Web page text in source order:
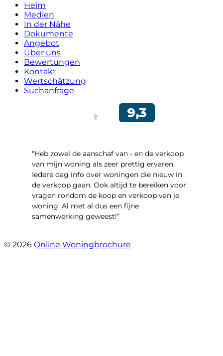
Heim
Medien
In der Nähe
Dokumente
Angebot
Über uns
Bewertungen
Kontakt
Wertschätzung
Suchanfrage
“Heb zowel de aanschaf van - en de verkoop
van mijn woning als zeer prettig ervaren.
Iedere dag info over woningen die nieuw in
de verkoop gaan. Ook altijd te bereiken voor
vragen rondom de koop en verkoop van je
woning. Al met al dus een fijne
samenwerking geweest!”
© 2026 Online Woningbrochure